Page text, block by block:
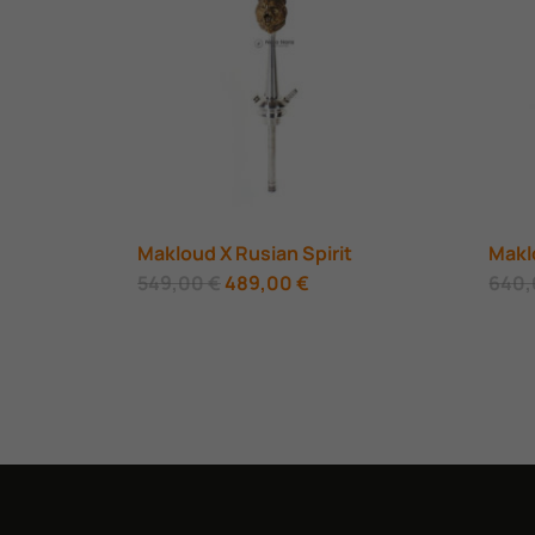
Makloud X Rusian Spirit
549,00€ Original
price
489,00€